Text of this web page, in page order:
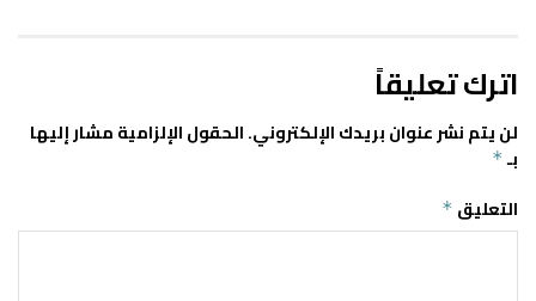
اترك تعليقاً
لن يتم نشر عنوان بريدك الإلكتروني.الحقول الإلزامية مشار إليها
بـ *
التعليق *